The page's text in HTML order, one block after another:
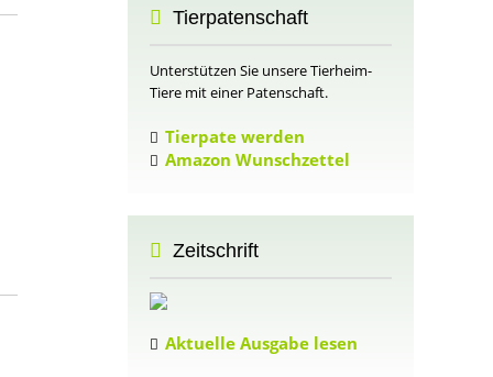
Tierpatenschaft
Unterstützen Sie unsere Tierheim-
Tiere mit einer Patenschaft.
Tierpate werden
Amazon Wunschzettel
Zeitschrift
Aktuelle Ausgabe lesen